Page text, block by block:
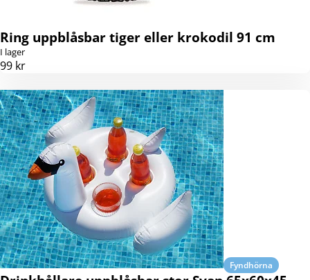
Ring uppblåsbar tiger eller krokodil 91 cm
I lager
99 kr
Fyndhörna